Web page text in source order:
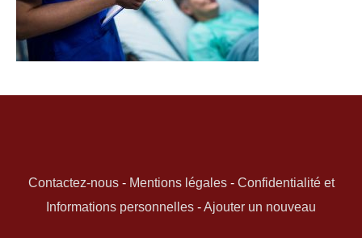
Contactez-nous- Mentions légales- Confidentialité et
Informations personnelles -Ajouter un nouveau